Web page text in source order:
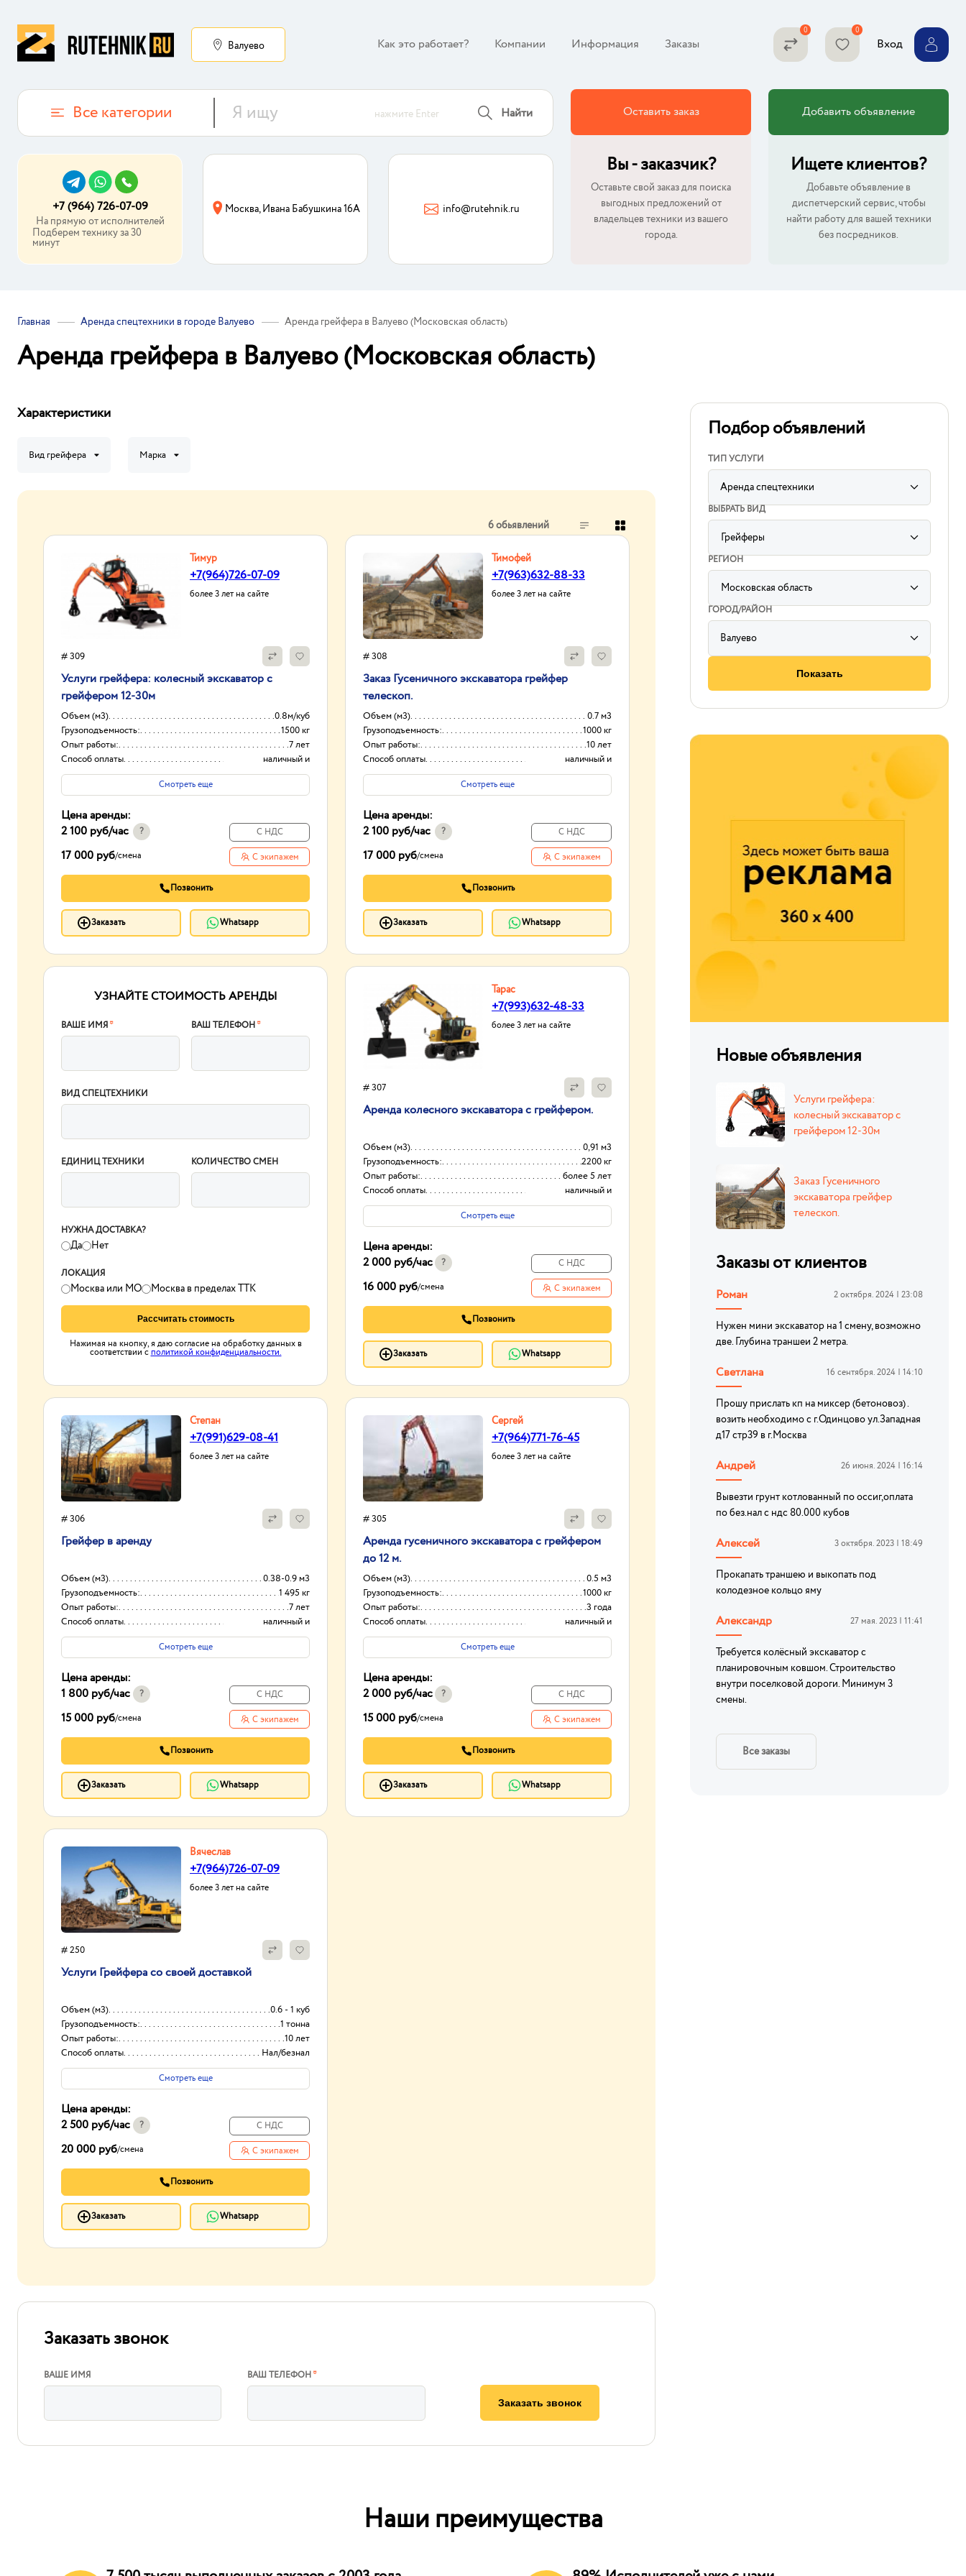
Валуево Как это работает? Компании Информация Заказы Вход
Все категории нажмите Enter Найти
+7 (964) 726-07-09
На прямую от исполнителей
Подберем технику за 30
минут
Москва, Ивана Бабушкина 16А info@rutehnik.ru
Оставить заказ
Вы - заказчик?
Оставьте свой заказ для поиска
выгодных предложений от
владельцев техники из вашего
города.
Добавить объявление
Ищете клиентов?
Добавьте объявление в
диспетчерский сервис, чтобы
найти работу для вашей техники
без посредников.
Главная Аренда спецтехники в городе Валуево Аренда грейфера в Валуево (Московская область)
Аренда грейфера в Валуево (Московская область)
Характеристики
Вид грейфера Марка
6 обьявлений
Тимур
+7(964)726-07-09
более 3 лет на сайте
# 309
Услуги грейфера: колесный экскаватор с
грейфером 12-30м
Объем (м3)
0.8м/куб
Грузоподъемность:
1500 кг
Опыт работы:
7 лет
Способ оплаты
наличный и
безналичный расчет
Смотреть еще
Цена аренды:
2 100 руб/час ?
17 000 руб/смена
С НДС
С экипажем
Позвонить
Заказать Whatsapp
Тимофей
+7(963)632-88-33
более 3 лет на сайте
# 308
Заказ Гусеничного экскаватора грейфер
телескоп.
Объем (м3)
0.7 м3
Грузоподъемность:
1000 кг
Опыт работы:
10 лет
Способ оплаты
наличный и
безналичный расчет
Смотреть еще
Цена аренды:
2 100 руб/час ?
17 000 руб/смена
С НДС
С экипажем
Позвонить
Заказать Whatsapp
УЗНАЙТЕ СТОИМОСТЬ АРЕНДЫ
ВАШЕ ИМЯ* ВАШ ТЕЛЕФОН*
ВИД СПЕЦТЕХНИКИ
ЕДИНИЦ ТЕХНИКИ КОЛИЧЕСТВО СМЕН
НУЖНА ДОСТАВКА?
Да Нет
ЛОКАЦИЯ
Москва или МО Москва в пределах ТТК
Рассчитать стоимость
Нажимая на кнопку, я даю согласие на обработку данных в
соответствии сполитикой конфиденциальности.
Тарас
+7(993)632-48-33
более 3 лет на сайте
# 307
Аренда колесного экскаватора с грейфером.
Объем (м3)
0,91 м3
Грузоподъемность:
2200 кг
Опыт работы:
более 5 лет
Способ оплаты
наличный и
безналичный расчет
Смотреть еще
Цена аренды:
2 000 руб/час ?
16 000 руб/смена
С НДС
С экипажем
Позвонить
Заказать Whatsapp
Степан
+7(991)629-08-41
более 3 лет на сайте
# 306
Грейфер в аренду
Объем (м3)
0.38-0.9 м3
Грузоподъемность:
1 495 кг
Опыт работы:
7 лет
Способ оплаты
наличный и
безналичный расчет
Смотреть еще
Цена аренды:
1 800 руб/час ?
15 000 руб/смена
С НДС
С экипажем
Позвонить
Заказать Whatsapp
Сергей
+7(964)771-76-45
более 3 лет на сайте
# 305
Аренда гусеничного экскаватора с грейфером
до 12 м.
Объем (м3)
0.5 м3
Грузоподъемность:
1000 кг
Опыт работы:
3 года
Способ оплаты
наличный и
безналичный расчет
Смотреть еще
Цена аренды:
2 000 руб/час ?
15 000 руб/смена
С НДС
С экипажем
Позвонить
Заказать Whatsapp
Вячеслав
+7(964)726-07-09
более 3 лет на сайте
# 250
Услуги Грейфера со своей доставкой
Объем (м3)
0.6 - 1 куб
Грузоподъемность:
1 тонна
Опыт работы:
10 лет
Способ оплаты
Нал/безнал
Смотреть еще
Цена аренды:
2 500 руб/час ?
20 000 руб/смена
С НДС
С экипажем
Позвонить
Заказать Whatsapp
Заказать звонок
ВАШЕ ИМЯ ВАШ ТЕЛЕФОН*
Заказать звонок
Подбор объявлений
ТИП УСЛУГИ
Аренда спецтехники
ВЫБРАТЬ ВИД
Грейферы
label
for
sorting
input
РЕГИОН
Московская область
label
for
sorting
input
ГОРОД/РАЙОН
Валуево
Показать
Новые объявления
Услуги грейфера:
колесный экскаватор с
грейфером 12-30м
Заказ Гусеничного
экскаватора грейфер
телескоп.
Заказы от клиентов
Роман 2 октября. 2024 | 23:08
Нужен мини экскаватор на 1 смену, возможно
две. Глубина траншеи 2 метра.
Светлана 16 сентября. 2024 | 14:10
Прошу прислать кп на миксер (бетоновоз) .
возить необходимо с г.Одинцово ул.Западная
д17 стр39 в г.Москва
Андрей 26 июня. 2024 | 16:14
Вывезти грунт котлованный по оссиг,оплата
по без.нал с ндс 80.000 кубов
Алексей 3 октября. 2023 | 18:49
Прокапать траншею и выкопать под
колодезное кольцо яму
Александр 27 мая. 2023 | 11:41
Требуется колёсный экскаватор с
планировочным ковшом. Строительство
внутри поселковой дороги. Минимум 3
смены.
Все заказы
Наши преимущества